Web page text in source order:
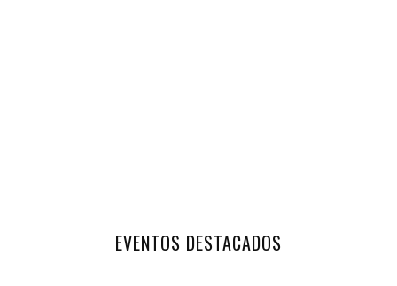
EVENTOS DESTACADOS